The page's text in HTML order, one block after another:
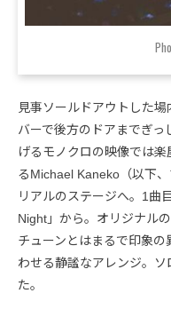
見事ソールドアウトした
バーで後方のドアまでぎ
げるモノクロの映像では
るMichael Kaneko（以下
リアルのステージへ。1曲
Night」から。オリジナル
チューンとはまるで印象
わせる静謐なアレンジ。
た。